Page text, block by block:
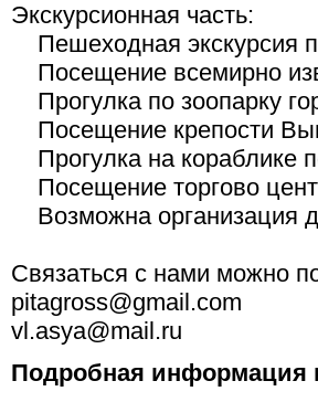
Экскурсионная часть:
Пешеходная экскурсия
Посещение всемирно
Прогулка по зоопарку
Посещение крепости
Прогулка на кораблике
Посещение торгово
Возможна организация
Связаться с нами можно
pitagross@gmail.com
vl.asya@mail.ru
Подробная информация